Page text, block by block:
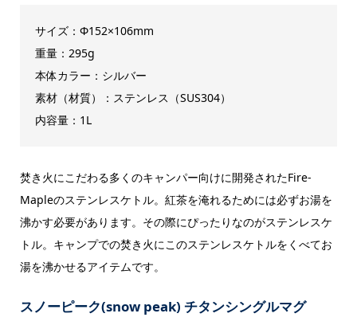
サイズ：Φ152×106mm
重量：295g
本体カラー：シルバー
素材（材質）：ステンレス（SUS304）
内容量：1L
焚き火にこだわる多くのキャンパー向けに開発されたFire-
Mapleのステンレスケトル。紅茶を淹れるためには必ずお湯を
沸かす必要があります。その際にぴったりなのがステンレスケ
トル。キャンプでの焚き火にこのステンレスケトルをくべてお
湯を沸かせるアイテムです。
スノーピーク(snow peak) チタンシングルマグ